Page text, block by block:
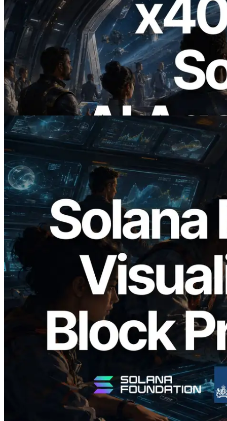
2026.07.04
ERPC, x402 지원 Solana RPC 공개 — AI
에이전트가 필요한 API에 온디맨드로 결
제하는 시대
이 글 읽기
2026.05.24
Validators Solutions, Solana 블록 애널라
이저 공개 — slot 단위 블록 생성 시간과
담당 검증자 시각화